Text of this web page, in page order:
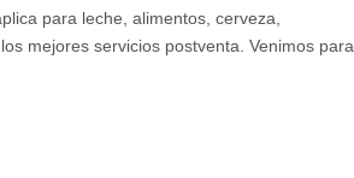
para leche, alimentos, cerveza,
mejores servicios postventa. Venimos para